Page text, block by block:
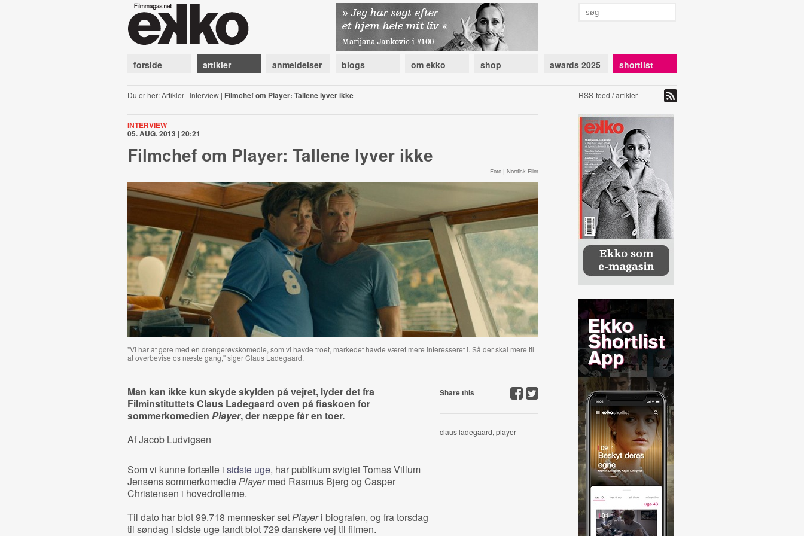
forside artikler anmeldelser blogs om ekko shop awards 2025 shortlist
Du er her:Artikler| Interview| Filmchef om Player: Tallene lyver ikke RSS-feed / artikler
INTERVIEW
05. AUG. 2013 | 20:21
Filmchef om Player: Tallene lyver ikke
Foto | Nordisk Film
"Vi har at gøre med en drengerøvskomedie, som vi havde troet, markedet havde været mere interesseret i. Så der skal mere til
at overbevise os næste gang," siger Claus Ladegaard.
Man kan ikke kun skyde skylden på vejret, lyder det fra
Filminstituttets Claus Ladegaard oven på fiaskoen for
sommerkomedien Player, der næppe får en toer.
Af Jacob Ludvigsen
Som vi kunne fortælle i sidste uge, har publikum svigtet Tomas Villum
Jensens sommerkomediePlayermed Rasmus Bjerg og Casper
Christensen i hovedrollerne.
Til dato har blot 99.718 mennesker setPlayeri biografen, og fra torsdag
til søndag i sidste uge fandt blot 729 danskere vej til filmen.
Share this
claus ladegaard, player